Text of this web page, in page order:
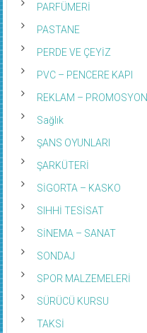
PARFÜMERİ
PASTANE
PERDE VE ÇEYİZ
PVC – PENCERE KAPI
REKLAM – PROMOSYON
Sağlık
ŞANS OYUNLARI
ŞARKÜTERİ
SİGORTA – KASKO
SIHHİ TESİSAT
SİNEMA – SANAT
SONDAJ
SPOR MALZEMELERİ
SÜRÜCÜ KURSU
TAKSİ